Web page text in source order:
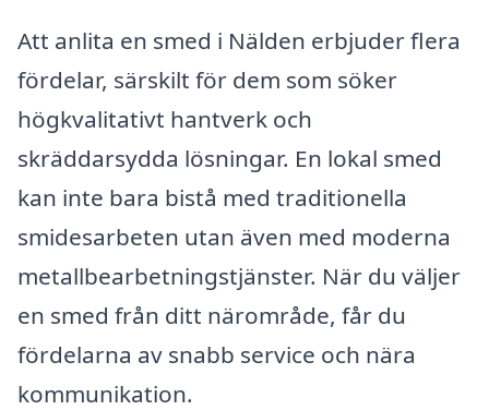
Att anlita en smed i Nälden erbjuder flera
fördelar, särskilt för dem som söker
högkvalitativt hantverk och
skräddarsydda lösningar. En lokal smed
kan inte bara bistå med traditionella
smidesarbeten utan även med moderna
metallbearbetningstjänster. När du väljer
en smed från ditt närområde, får du
fördelarna av snabb service och nära
kommunikation.